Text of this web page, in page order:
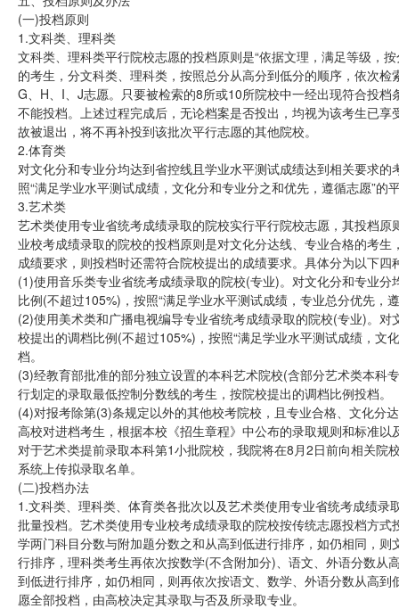
(一)投档原则
1.文科类、理科类
文科类、理科类平行院校志愿的投档原则是“依据文理，满足等级，
的考生，分文科类、理科类，按照总分从高分到低分的顺序，依次
G、H、I、J志愿。只要被检索的8所或10所院校中一经出现符合投
不能投档。上述过程完成后，无论档案是否投出，均视为该考生已
故被退出，将不再补投到该批次平行志愿的其他院校。
2.体育类
对文化分和专业分均达到省控线且学业水平测试成绩达到相关要求
照“满足学业水平测试成绩，文化分和专业分之和优先，遵循志愿”的
3.艺术类
艺术类使用专业省统考成绩录取的院校实行平行院校志愿，其投档
业校考成绩录取的院校的投档原则是对文化分达线、专业合格的考
成绩要求，则投档时还需符合院校提出的成绩要求。具体分为以下四
(1)使用音乐类专业省统考成绩录取的院校(专业)。对文化分和专业
比例(不超过105%)，按照“满足学业水平测试成绩，专业总分优先，
(2)使用美术类和广播电视编导专业省统考成绩录取的院校(专业)。
校提出的调档比例(不超过105%)，按照“满足学业水平测试成绩，文
档。
(3)经教育部批准的部分独立设置的本科艺术院校(含部分艺术类本
行划定的录取最低控制分数线的考生，按院校提出的调档比例投档。
(4)对报考除第(3)条规定以外的其他校考院校，且专业合格、文化分
高校对进档考生，根据本校《招生章程》中公布的录取规则和标准以
对于艺术类提前录取本科第1小批院校，我院将在8月2日前向相关
系统上传拟录取名单。
(二)投档办法
1.文科类、理科类、体育类各批次以及艺术类使用专业省统考成绩
批量投档。艺术类使用专业校考成绩录取的院校按传统志愿投档方
学两门科目分数与附加题分数之和从高到低进行排序，如仍相同，
行排序，理科类考生再依次按数学(不含附加分)、语文、外语分数
到低进行排序，如仍相同，则再依次按语文、数学、外语分数从高
愿全部投档，由高校决定其录取与否及所录取专业。